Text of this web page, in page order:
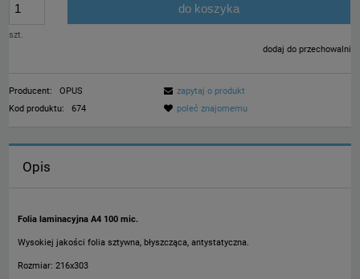
szt.
do koszyka
dodaj do przechowalni
Producent:
OPUS
Kod produktu:
674
zapytaj o produkt
poleć znajomemu
Opis
Folia laminacyjna A4 100 mic.
Wysokiej jakości folia sztywna, błyszcząca, antystatyczna.
Rozmiar: 216x303